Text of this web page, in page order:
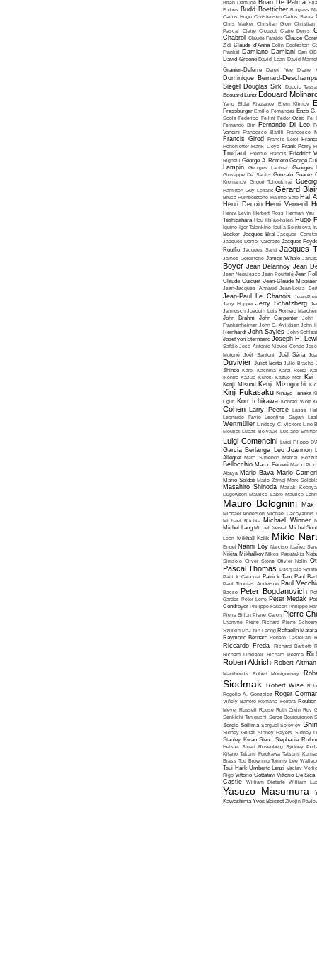
Brian Damude Brian De Palma
Forbes Budd Boetticher Burgess
Carlos Hugo Christensen Carlos Saura
Chris Marker Christian Gion Christian
Pascal
Claire Clouzot Claire Denis
Chabrol
Claude Faraldo Claude
Zidi Claude d'Anna Colin Eggleston
Frankel Damiano Damiani Dan
David Greene David Lean David
Granier-Deferre
Derek Yee Diane
Dominique Bernard-
Siegel
Douglas Sirk Duccio
Edouard Luntz Edouard
Yang Eldar Riazanov Elem Klimov
Pressburger Emilio Fernandez Enzo
Scola Federico Fellini Fedor Ozep Fei
Fernando Birri Fernando Di Leo
Vancini Francesco Barilli Francesco
Francis Girod Francis Leroi
Henenlotter Frank Lloyd Frank Perry
Truffaut Freddie Francis Friedrich
Righelli George A. Romero George
Lampin Georges Lautner
Georges
Giuseppe De Santis Gonzalo Suarez
Kromanov Grigori Tchoukhraï
Hamilton Guy Lefranc Gérard
Bruce Humberstone Hajime Sato Hal
Henri Decoin Henri Verneuil
Henry Levin Herbert Ross Herman Yau
Teshigahara Hou Hsiao-hsien Hugo
Iquino Igor Talankine Ioulia Solntseva
Becker Jacques Bral Jacques
Jacques Doniol-Valcroze Jacques
Rouffio Jacques Santi Jacques
James Goldstone James Whale
Boyer Jean Delannoy Jean
Jean Negulesco Jean Pourtalé Jean
Claude Guiguet Jean-Claude
Jean-Jacques Annaud Jean-Louis
Jean-Paul Le Chanois
Jean-
Jerry Hopper Jerry Schatzberg
Jarmusch Joaquin Luis Romero
John Brahm
John Carpenter
John
Frankenheimer John G. Avildsen John
Reinhardt John Sayles John
Josef von Sternberg Joseph H.
Safdie José Antonio Nieves Conde
Moigné Joël Santoni Joël Séria
Duvivier Juliet Berto Julio Bracho
Shindo Karel Kachina Karel Reisz
Ikehiro Kazuo Kuroki Kazuo Mori Kei
Kenji Misumi Kenji Mizoguchi
Kinji Fukasaku Kinuyo Tanaka
Oguri Kon Ichikawa Konrad Wolf
Cohen Larry Peerce
Lasse
Leonardo Favio
Leontine Sagan
Wertmüller Lindsey C. Vickers Lino
Moullet Lucas Belvaux Luciano Emmer
Luigi Comencini Luigi Filippo
Garcia Berlanga Léo Joannon
Allégret Marc Simenon Marcel
Bellocchio Marco Ferreri Marco Pico
Abaya Mario Bava Mario
Mario Soldati Mario Zampi Mark
Masahiro Shinoda Masaki
Dugowson Maurice Labro Maurice
Mauro Bolognini Max
Michael Anderson Michael Cacoyannis
Michael Ritchie Michael Winner
Michel Lang Michel Nerval Michel
Leon Mikhaïl Kalik Mikio
Engel Nanni Loy Narciso Ibañez
Nikita Mikhalkov Nikos Papatakis
Simsolo Oliver Stone Olivier Nolin
Pascal Thomas Pasquale
Patrick Cabouat Patrick Tam Paul
Paul Thomas Anderson Paul
Bacso Peter Bogdanovich
Gardos Peter Lorre Peter Medak
Condroyer Philippe Faucon Philippe
Pierre Billon Pierre Caron Pierre
Lhomme Pierre Richard Pierre
Szulkin Po-Chih Leong Raffaello
Raymond Bernard Renato Castellani
Riccardo Freda Richard Bartlett
Richard Linklater Richard Pearce
Robert Aldrich Robert Altman
Manthoulis Robert Montgomery
Siodmak Robert Wise
Rogelio A. Gonzalez Roger
Viñoly Barreto Romano Ferrara
Meyer Russell Rouse Ruth Orkin Ruy
Senkichi Taniguchi Serge Bourguignon
Sergio Sollima Sergueï Soloviov
Sidney Gilliat Sidney Hayers Sidney
Stanley Kwan Steno Stephanie
Heisler Stuart Rosenberg Sydney
Kitano Takumi Furukawa Tatsumi
Brass Tod Browning Tommy Lee
Tsui Hark Umberto Lenzi Vaclav
Rigo Vittorio Cottafavi Vittorio De Sica
Castle William Dieterle William
Yasuzo Masumura
Kawashima Yves Boisset Zivojin